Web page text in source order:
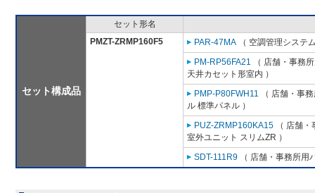
セット構成品
セット形名
PMZT-ZRMP160F5
PAR-47MA （ 空調管理システ
PM-RP56FA21 （ 店舗・事務
天井カセット形室内 ）
PMP-P80FWH11 （ 店舗・事
ル 標準パネル ）
PUZ-ZRMP160KA15 （ 店舗
室外ユニット スリムZR ）
SDT-111R9 （ 店舗・事務所用